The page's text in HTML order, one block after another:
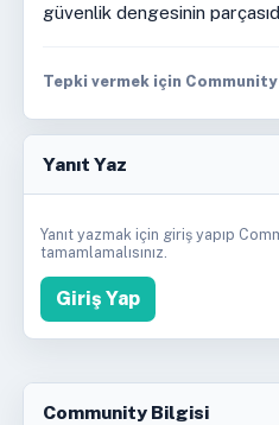
güvenlik dengesinin
Tepki vermek için
Yanıt Yaz
Yanıt yazmak için giriş yapıp
tamamlamalısınız.
Giriş Yap
Community Bilgisi